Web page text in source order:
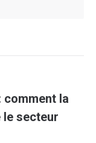
comment la
secteur